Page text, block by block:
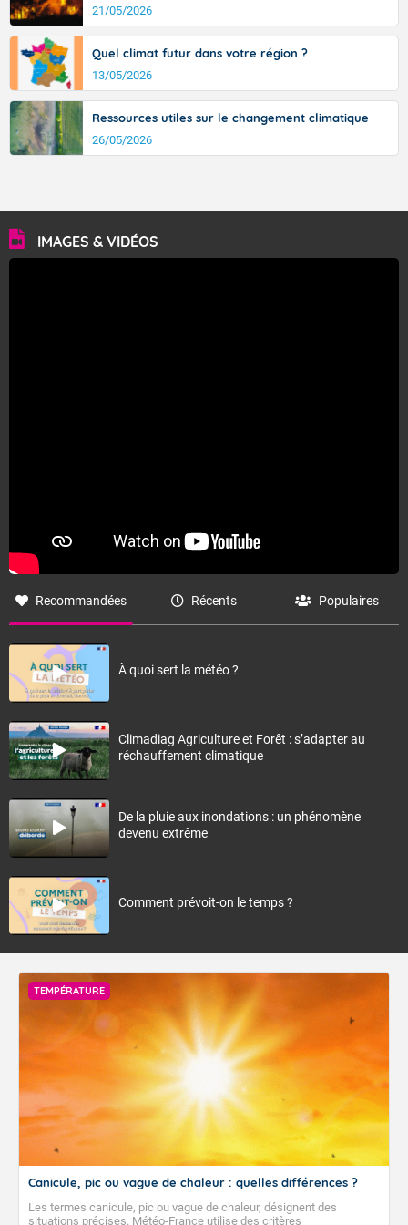
21/05/2026
Quel climat futur dans votre région ?
13/05/2026
Ressources utiles sur le changement climatique
26/05/2026
IMAGES & VIDÉOS
Recommandées Récents Populaires
À quoi sert la météo ?
Climadiag Agriculture et Forêt : s’adapter au
réchauffement climatique
De la pluie aux inondations : un phénomène
devenu extrême
Comment prévoit-on le temps ?
TEMPÉRATURE
Canicule, pic ou vague de chaleur : quelles différences ?
Les termes canicule, pic ou vague de chaleur, désignent des
situations précises. Météo-France utilise des critères